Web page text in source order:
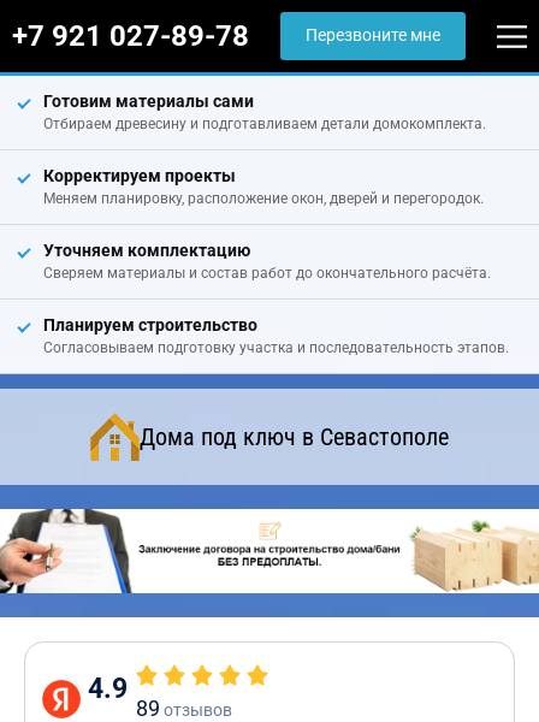
+7 921 027-89-78 Перезвоните мне
Готовим материалы сами
Отбираем древесину и подготавливаем детали домокомплекта.
Корректируем проекты
Меняем планировку, расположение окон, дверей и перегородок.
Уточняем комплектацию
Сверяем материалы и состав работ до окончательного расчёта.
Планируем строительство
Согласовываем подготовку участка и последовательность этапов.
Дома под ключ в Севастополе
4.9
89 отзывов